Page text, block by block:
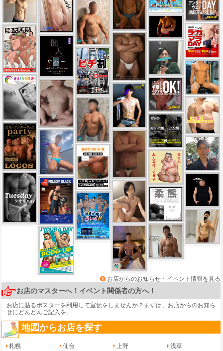
お店からのお知らせ・イベント情報を見る
お店のマスターへ！イベント関係者の方へ！
お店に貼るポスターを利用して宣伝をしませんか？まずは、 お店からのお知ら
せにどんどんご記入を。
地図からお店を探す
札幌 仙台 上野
浅草